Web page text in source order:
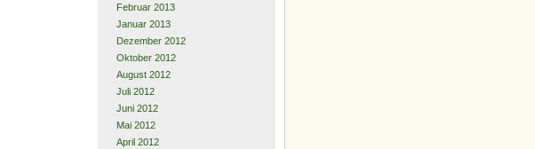
Februar 2013
Januar 2013
Dezember 2012
Oktober 2012
August 2012
Juli 2012
Juni 2012
Mai 2012
April 2012